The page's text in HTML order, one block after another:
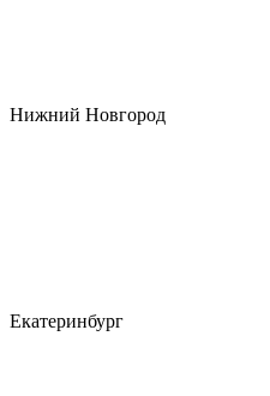
Нижний Новгород
Екатеринбург